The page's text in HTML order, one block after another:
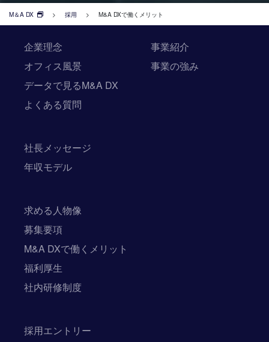
M＆A DX >採用 >M&A DXで働くメリット
企業理念
オフィス風景
データで見るM&A DX
よくある質問
事業紹介
事業の強み
社長メッセージ
年収モデル
求める人物像
募集要項
M&A DXで働くメリット
福利厚生
社内研修制度
採用エントリー